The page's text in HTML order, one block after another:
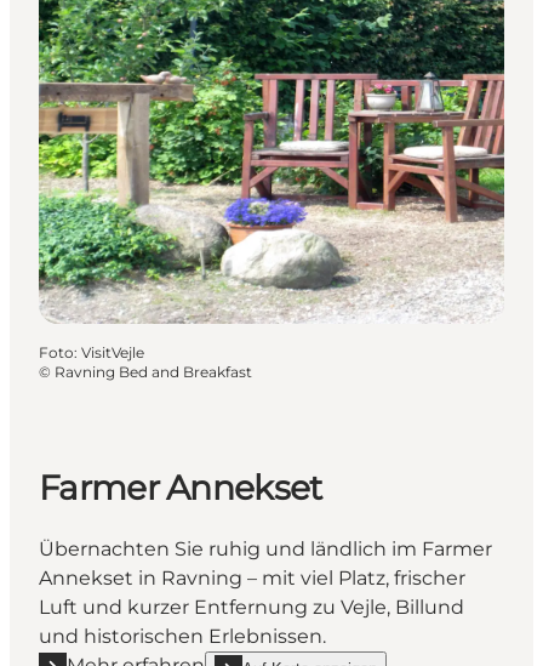
Foto: VisitVejle
© Ravning Bed and Breakfast
Farmer Annekset
Übernachten Sie ruhig und ländlich im Farmer
Annekset in Ravning – mit viel Platz, frischer
Luft und kurzer Entfernung zu Vejle, Billund
und historischen Erlebnissen.